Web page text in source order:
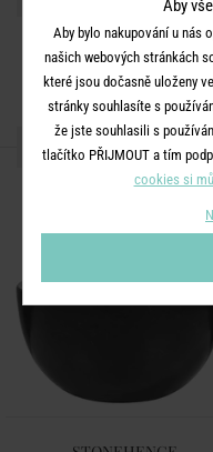
DALŠÍ
Aby
Aby bylo nakupování u nás
našich webových stránkách
které jsou dočasně uloženy
stránky souhlasíte s
že jste souhlasili s
tlačítko PŘIJMOUT a tím
cookies si